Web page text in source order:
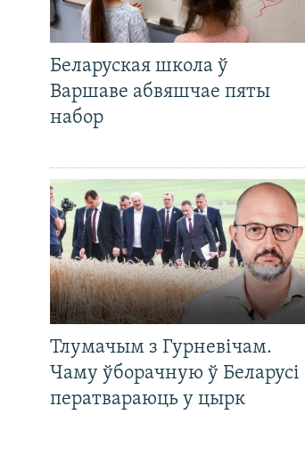
Беларуская школа ў
Варшаве абвяшчае пяты
набор
Тлумачым з Гурневічам.
Чаму ўборачную ў Беларусі
ператвараюць у цырк